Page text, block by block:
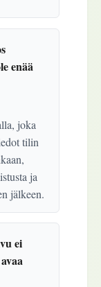
enää
joka
tilin
ja
jälkeen.
ei